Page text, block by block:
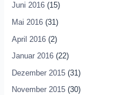
Juni 2016(15)
Mai 2016(31)
April 2016(2)
Januar 2016(22)
Dezember 2015(31)
November 2015(30)